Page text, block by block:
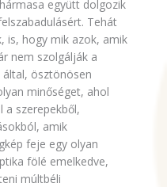
együtt dolgozik
Tehát
is, hogy mik azok, amik
nem szolgálják a
ösztönösen
minőséget, ahol
a szerepekből,
amik
feje egy olyan
fölé emelkedve,
múltbéli